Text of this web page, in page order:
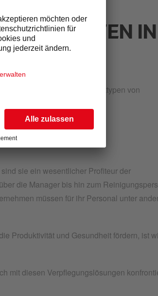
KOSUMENTEN IN
anbietet, gibt es zwei Haupttypen von
sie ein wesentlicher Profiteur der
die Manager bis hin zum
müssen für ihr Personal unter
Produktivität und Gesundheit fördern, ist
mit diesen Verpflegungslösungen